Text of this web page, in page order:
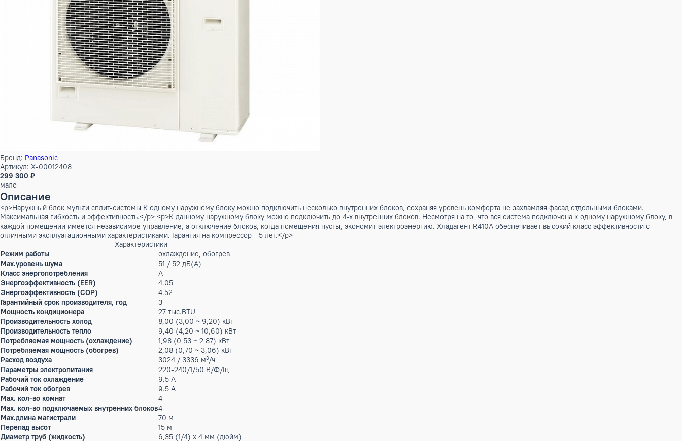
Бренд:Panasonic
Артикул: X-00012408
мало
Описание
<p>Наружный блок мульти сплит-системы К одному наружному блоку можно подключить несколько внутренних блоков, сохраняя уровень комфорта не захламляя фасад
Максимальная гибкость и эффективность.</p> <p>К данному наружному блоку можно подключить до 4-х внутренних блоков. Несмотря на то, что вся система подключена к одному
каждой помещении имеется независимое управление, а отключение блоков, когда помещения пусты, экономит электроэнергию. Хладагент R410A обеспечивает высокий класс
отличными эксплуатационными характеристиками. Гарантия на компрессор - 5 лет.</p>
Характеристики
Режим работы
охлаждение, обогрев
Max.уровень шума
51 / 52 дБ(А)
Класс энергопотребления
A
Энергоэффективность (EER)
4.05
Энергоэффективность (COP)
4.52
Гарантийный срок производителя, год
Мощность кондиционера
Производительность холод
Производительность тепло
Потребляемая мощность (охлаждение)